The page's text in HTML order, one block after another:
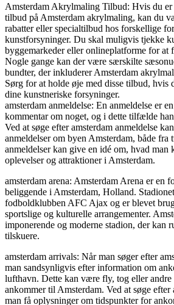
Amsterdam Akrylmaling Tilbud: Hvis du er
tilbud på Amsterdam akrylmaling, kan du
rabatter eller specialtilbud hos forskellige
kunstforsyninger. Du skal muligvis tjekke
byggemarkeder eller onlineplatforme for at
Nogle gange kan der være særskilte
bundter, der inkluderer Amsterdam
Sørg for at holde øje med disse tilbud, hvis
dine kunstneriske forsyninger.
amsterdam anmeldelse: En anmeldelse er
kommentar om noget, og i dette tilfælde
Ved at søge efter amsterdam anmeldelse
anmeldelser om byen Amsterdam, både fra
anmeldelser kan give en idé om, hvad man
oplevelser og attraktioner i Amsterdam.
amsterdam arena: Amsterdam Arena er en
beliggende i Amsterdam, Holland.
fodboldklubben AFC Ajax og er blevet
sportslige og kulturelle arrangementer.
imponerende og moderne stadion, der kan
tilskuere.
amsterdam arrivals: Når man søger efter
man sandsynligvis efter information om
lufthavn. Dette kan være fly, tog eller andre
ankommer til Amsterdam. Ved at søge efter
man få oplysninger om tidspunkter for